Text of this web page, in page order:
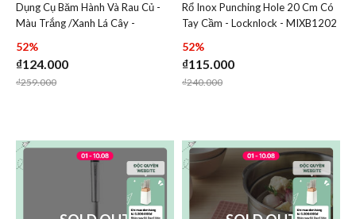
Add Dụng Cụ Băm Hành Và Rau Củ - Màu Trắng /Xanh
Add Dụng Cụ Băm Hành Và Rau Củ -
Dụng Cụ Băm Hành Và Rau Củ -
Màu Trắng /Xanh Lá Cây -
52%
₫124.000
Price reduced from
₫259.000to
Add Rổ Inox Punching
Add Rổ
Rổ Inox Punching Hole 20 Cm Có
Tay Cầm - Locknlock - MIXB1202
52%
₫115.000
Price reduced from
₫240.000to